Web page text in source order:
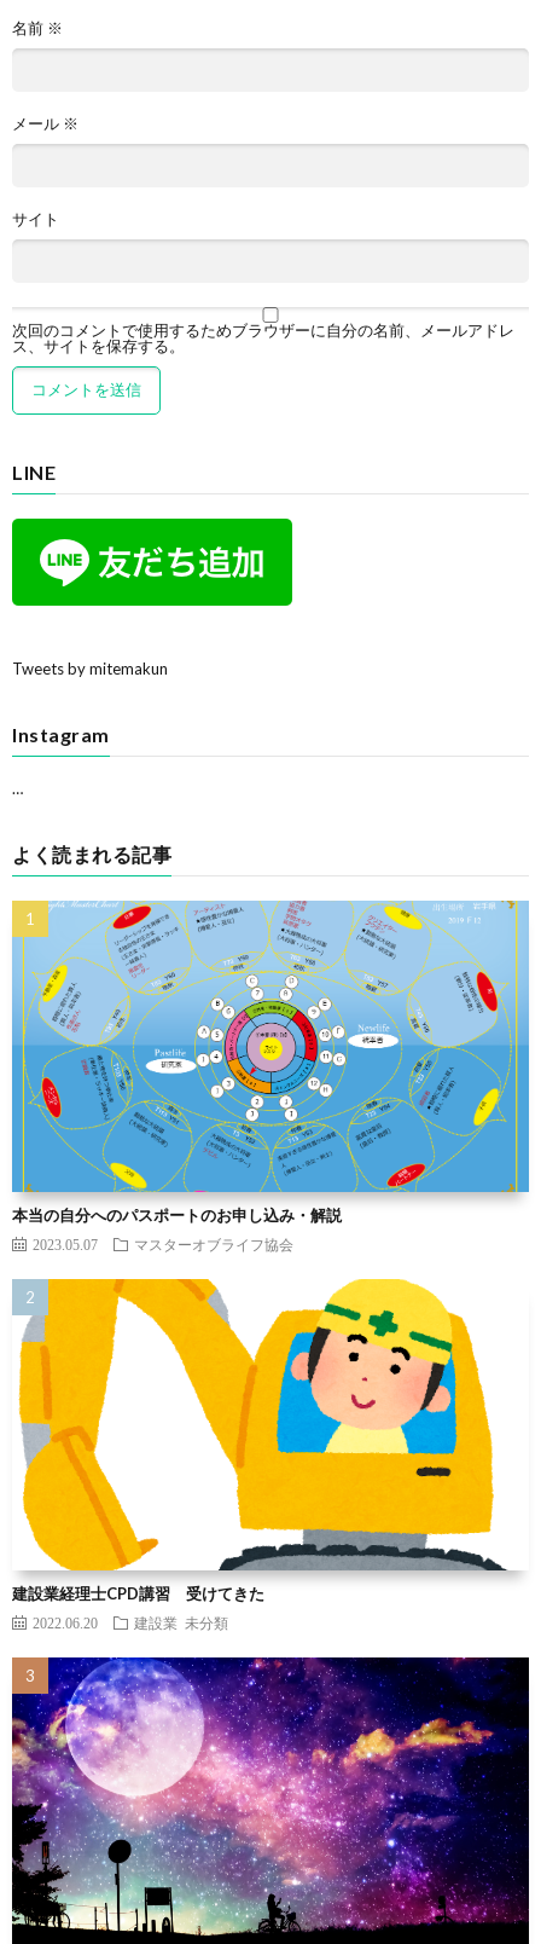
名前 ※
メール ※
サイト
次回のコメントで使用するためブラウザーに自分の名前、メールアドレ
ス、サイトを保存する。
LINE
Tweets by mitemakun
Instagram
…
よく読まれる記事
本当の自分へのパスポートのお申し込み・解説
2023.05.07 マスターオブライフ協会
建設業経理士CPD講習 受けてきた
2022.06.20 建設業 未分類